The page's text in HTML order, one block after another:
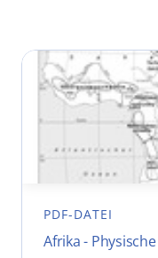
PDF-DATEI
Afrika -